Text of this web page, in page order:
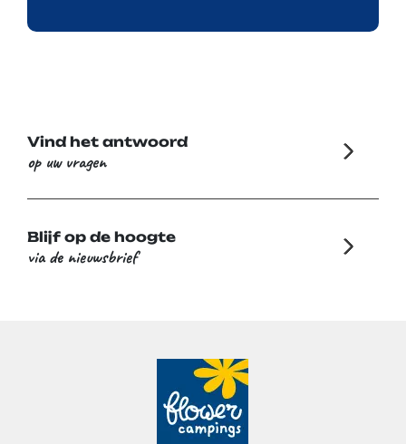
Vind het antwoord
op uw vragen
Blijf op de hoogte
via de nieuwsbrief